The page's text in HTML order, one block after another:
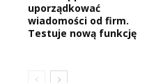
uporządkować
wiadomości od firm.
Testuje nową funkcję